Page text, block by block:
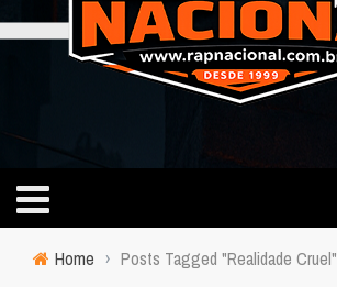
Home › Posts Tagged "Realidade Cruel"